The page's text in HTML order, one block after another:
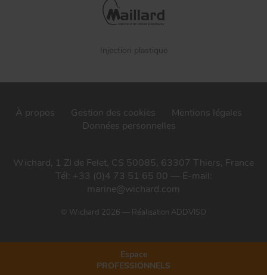
Espace
PROFESSIONNELS
Injection plastique
À propos Gestion des cookies
Mentions légales
Données personnelles
Wichard, 1 ZI de Felet, CS 50085, 63307 Thiers, France
Tél: +33 (0)4 73 51 65 00 — E-mail:
marine@wichard.com
© Wichard 2026 — Réalisation ADDVISO